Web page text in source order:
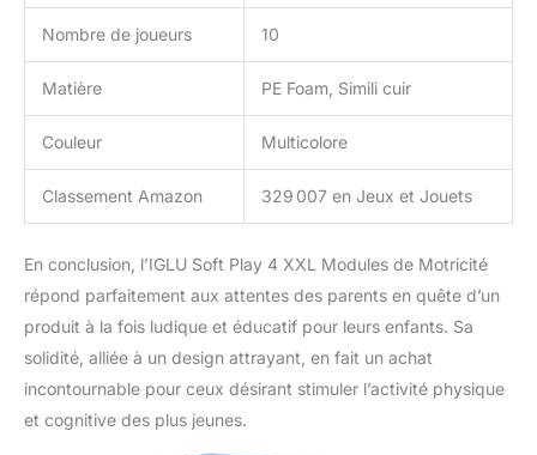
Nombre de joueurs 10
Matière PE Foam, Simili cuir
Couleur Multicolore
Classement Amazon 329 007 en Jeux et Jouets
En conclusion, l’IGLU Soft Play 4 XXL Modules de Motricité
répond parfaitement aux attentes des parents en quête d’un
produit à la fois ludique et éducatif pour leurs enfants. Sa
solidité, alliée à un design attrayant, en fait un achat
incontournable pour ceux désirant stimuler l’activité physique
et cognitive des plus jeunes.